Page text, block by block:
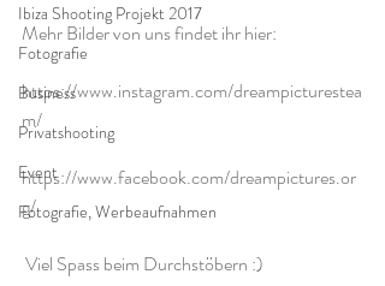
Ibiza Shooting Projekt 2017
Fotografie
Business
Privatshooting
Event
Fotografie, Werbeaufnahmen
Mehr Bilder von uns findet ihr hier:
https://www.instagram.com/dreampicturestea
m/
https://www.facebook.com/dreampictures.or
g/
Viel Spass beim Durchstöbern :)